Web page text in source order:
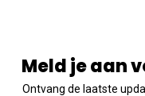
Meld je aan
Ontvang de laatste